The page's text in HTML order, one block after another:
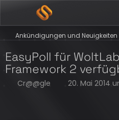
Ankündigungen und Neuigkeiten
EasyPoll für
Framework 2
Cr@@gle 20. Mai 2014